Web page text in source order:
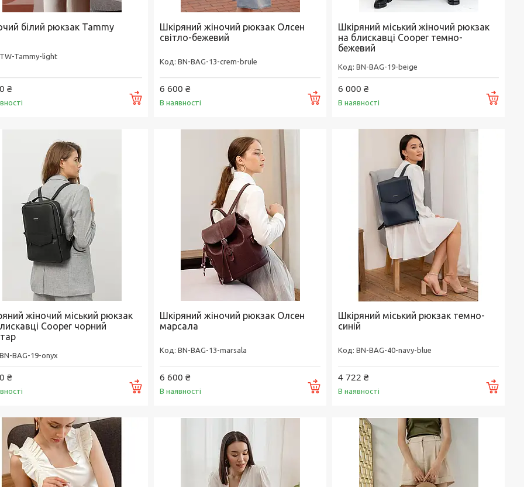
білий рюкзак Tammy
TW-Tammy-light
₴
Купити
Шкіряний жіночий рюкзак Олсен
світло-бежевий
BN-BAG-13-crem-brule
6 600 ₴
В наявності Купити
Шкіряний міський жіночий рюкзак
на блискавці Cooper темно-
бежевий
BN-BAG-19-beige
6 000 ₴
В наявності
жіночий міський рюкзак
Cooper чорний
BN-BAG-19-onyx
₴
Купити
Шкіряний жіночий рюкзак Олсен
марсала
BN-BAG-13-marsala
6 600 ₴
В наявності Купити
Шкіряний міський рюкзак темно-
синій
BN-BAG-40-navy-blue
4 722 ₴
В наявності